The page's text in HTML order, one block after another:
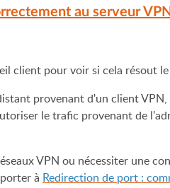
au serveur
client pour voir si cela résout le
provenant d'un client VPN,
le trafic provenant de
VPN ou nécessiter une
à Redirection de port :